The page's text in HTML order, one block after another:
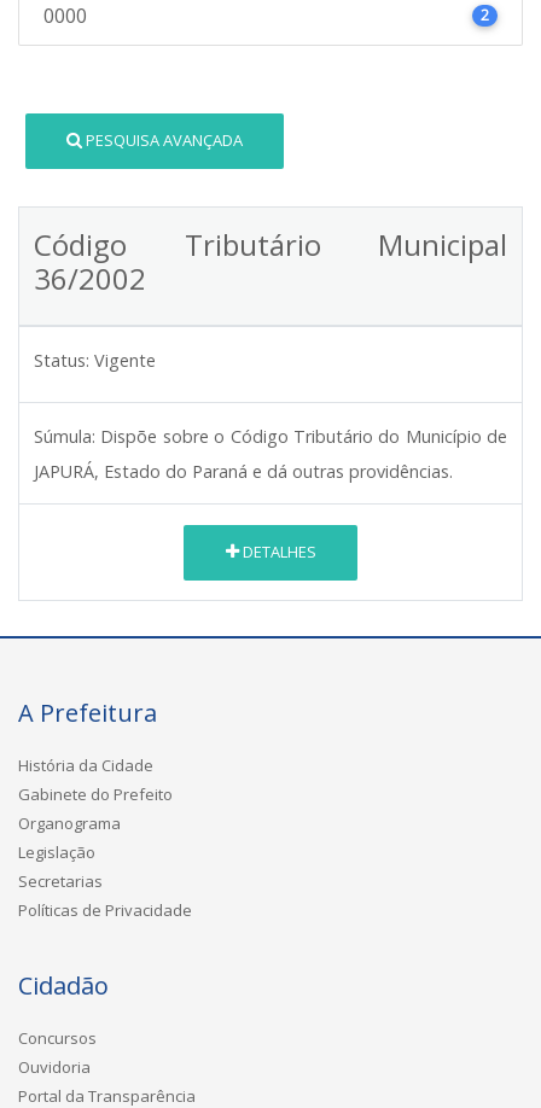
0000 2
PESQUISA AVANÇADA
Código Tributário Municipal
36/2002
Status: Vigente
Súmula: Dispõe sobre o Código Tributário do Município de
JAPURÁ, Estado do Paraná e dá outras providências.
DETALHES
A Prefeitura
História da Cidade
Gabinete do Prefeito
Organograma
Legislação
Secretarias
Políticas de Privacidade
Cidadão
Concursos
Ouvidoria
Portal da Transparência